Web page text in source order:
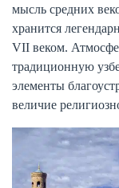
мысль средних
хранится
VII веком.
традиционную
элементы
величие